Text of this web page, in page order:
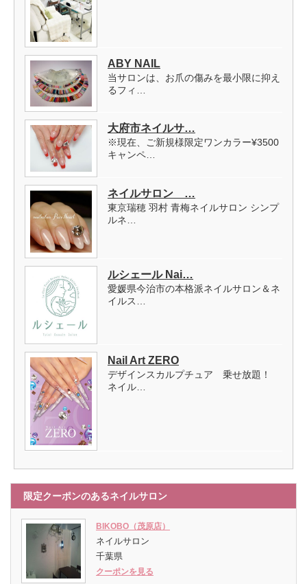
ABY NAIL
当サロンは、お爪の傷みを最小限に抑え
るフィ…
大府市ネイルサ…
※現在、ご新規様限定ワンカラー¥3500
キャンペ…
ネイルサロン …
東京瑞穂 羽村 青梅ネイルサロン シンプ
ルネ…
ルシェール Nai…
愛媛県今治市の本格派ネイルサロン＆ネ
イルス…
Nail Art ZERO
デザインスカルプチュア 乗せ放題！
ネイル…
限定クーポンのあるネイルサロン
BIKOBO（茂原店）
ネイルサロン
千葉県
クーポンを見る